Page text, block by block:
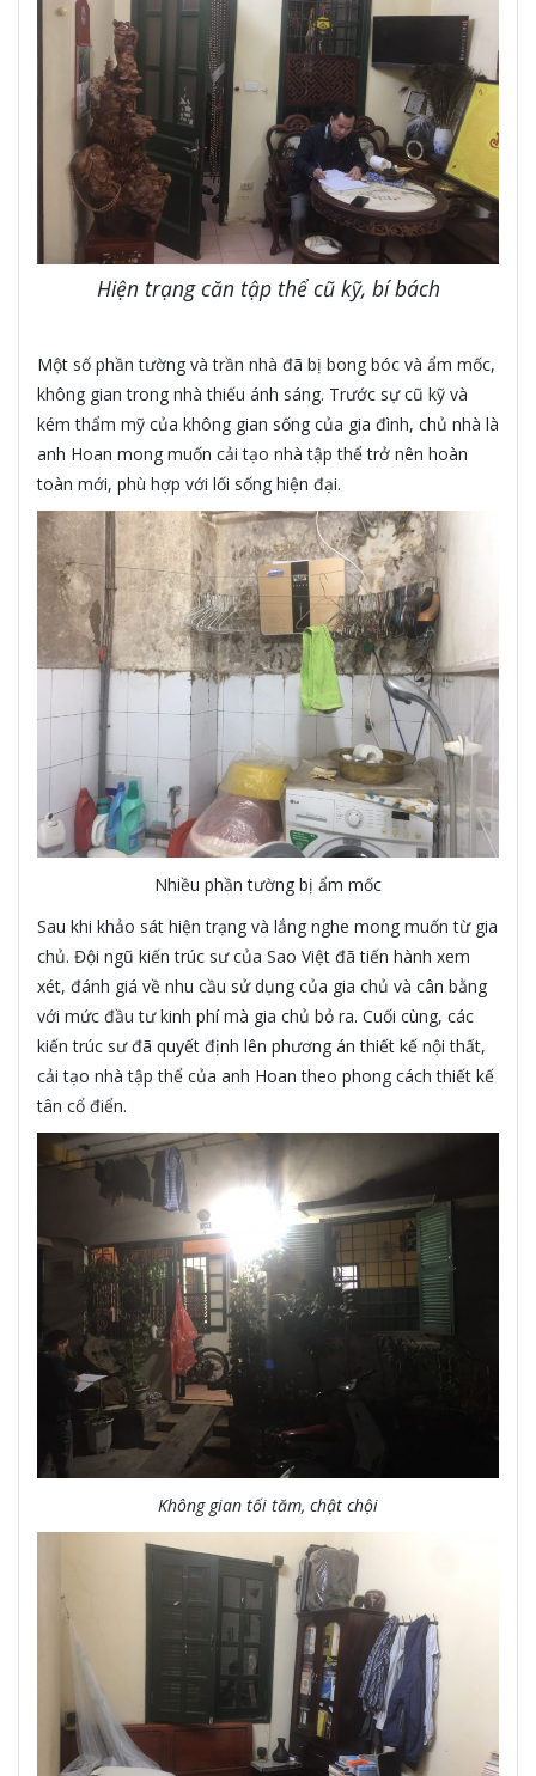
Hiện trạng căn tập thể cũ kỹ, bí bách
Một số phần tường và trần nhà đã bị bong bóc và ẩm mốc,
không gian trong nhà thiếu ánh sáng. Trước sự cũ kỹ và
kém thẩm mỹ của không gian sống của gia đình, chủ nhà là
anh Hoan mong muốn cải tạo nhà tập thể trở nên hoàn
toàn mới, phù hợp với lối sống hiện đại.
Nhiều phần tường bị ẩm mốc
Sau khi khảo sát hiện trạng và lắng nghe mong muốn từ gia
chủ. Đội ngũ kiến trúc sư của Sao Việt đã tiến hành xem
xét, đánh giá về nhu cầu sử dụng của gia chủ và cân bằng
với mức đầu tư kinh phí mà gia chủ bỏ ra. Cuối cùng, các
kiến trúc sư đã quyết định lên phương án thiết kế nội thất,
cải tạo nhà tập thể của anh Hoan theo phong cách thiết kế
tân cổ điển.
Không gian tối tăm, chật chội